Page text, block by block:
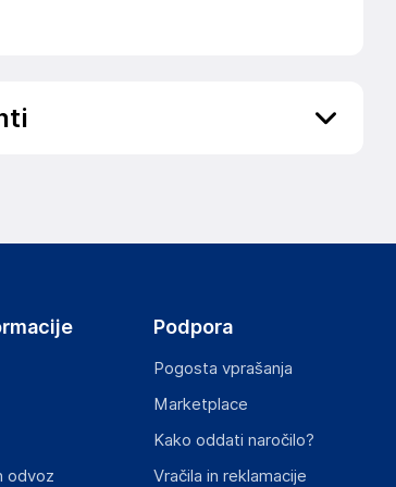
izdelka z zahtevanimi predpisi.
odvoz
Podpora
Pogosta vprašanja
Marketplace
Kako oddati naročilo?
Vračila in reklamacije